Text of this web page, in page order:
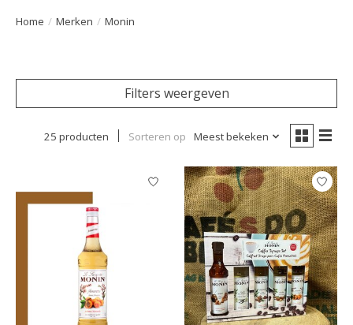
Home / Merken / Monin
Filters weergeven
25 producten Sorteren op Meest bekeken